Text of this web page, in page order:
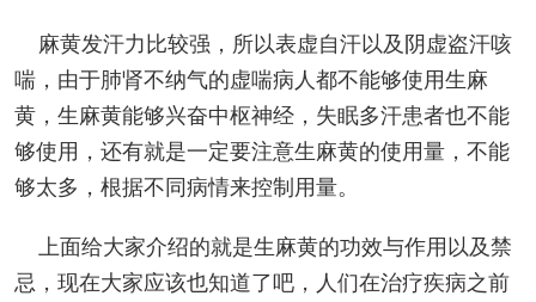
麻黄发汗力比较强，所以表虚自汗以及阴虚盗汗咳
喘，由于肺肾不纳气的虚喘病人都不能够使用生麻
黄，生麻黄能够兴奋中枢神经，失眠多汗患者也不能
够使用，还有就是一定要注意生麻黄的使用量，不能
够太多，根据不同病情来控制用量。
上面给大家介绍的就是生麻黄的功效与作用以及禁
忌，现在大家应该也知道了吧，人们在治疗疾病之前